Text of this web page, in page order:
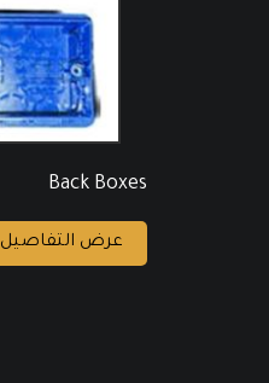
Back Boxes
عرض التفاصيل